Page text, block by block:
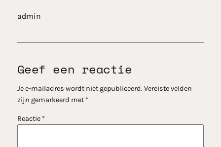
admin
Geef een reactie
Je e-mailadres wordt niet gepubliceerd. Vereiste velden
zijn gemarkeerd met *
Reactie *